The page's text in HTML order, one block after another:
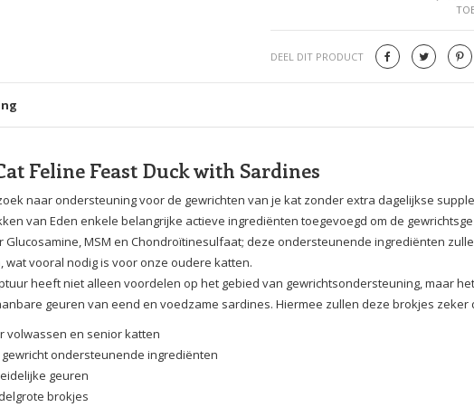
DEEL DIT PRODUCT
Feline Feast Duck with Sardines
naar ondersteuning voor de gewrichten van je kat zonder extra dagelijkse
van Eden enkele belangrijke actieve ingrediënten toegevoegd om de
Glucosamine, MSM en Chondroïtinesulfaat; deze ondersteunende ingrediënten
wat vooral nodig is voor onze oudere katten.
heeft niet alleen voordelen op het gebied van gewrichtsondersteuning, maar
geuren van eend en voedzame sardines. Hiermee zullen deze brokjes zeker
volwassen en senior katten
ondersteunende ingrediënten
geuren
brokjes